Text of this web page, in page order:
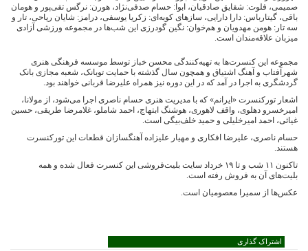
صمیمی، فلوت: شقایق صادقیان، ابوا: حسام صدفی‌نژاد، هورن: نرگس تقی‌پور و هومان
باقی، گیتارباس: دارا دارایی، سازهای کوبه‌ای: زکریا یوسفی، درامز: شایان ریاحی، تار و
سه تار: هومن مهدویان و هم‌خوان: نگین گودرزی این شب‌ها در مجموعه ورزشی آزادی
میزبان علاقه‌مندان است.
مجموعه این کنسرت‌ها به تهیه‌کنندگی محسن خباز توسط موسسه فرهنگی هنری
شهرآفتاب و آهنگ اشتیاق و همچون سال گذشته با حمایت توبانک، شعبه مجازی بانک
گردشگری به اجرا در آمد که در این دوره نیز همراه علیرضا قربانی خواهند بود.
اشعار تورکنسرت «ایرانم» که با مدیریت هنری حسام ناصری اجرا می‌شود، از مولانا،
امیرخسرو دهلوی، واقف لاهوری، هوشنگ ابتهاج، احمد شاملو، غلامرضا طریقی، حسین
غیاثی، احمد امیرخلیلی و حمید خلف‌بیگی است.
حسام ناصری، علیرضا افکاری و مهیار علیزاده آهنگسازان قطعات این تورکنسرت
هستند.
تاکنون ۱۱ شب و تا ۱۹ خرداد سایت بلیت‌فروشی این کنسرت فعال شده و همه
بلیت‌های آن به فروش رفته است.
عکس‌‌ها از سمیرا معصومیان است.
اشتراک گذاری